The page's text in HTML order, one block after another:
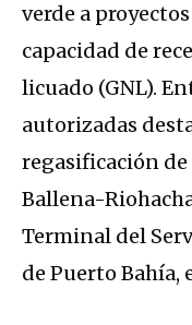
verde a
capacidad de
licuado (GNL).
autorizadas
regasificación
Ballena-
Terminal del
de Puerto Bahía,